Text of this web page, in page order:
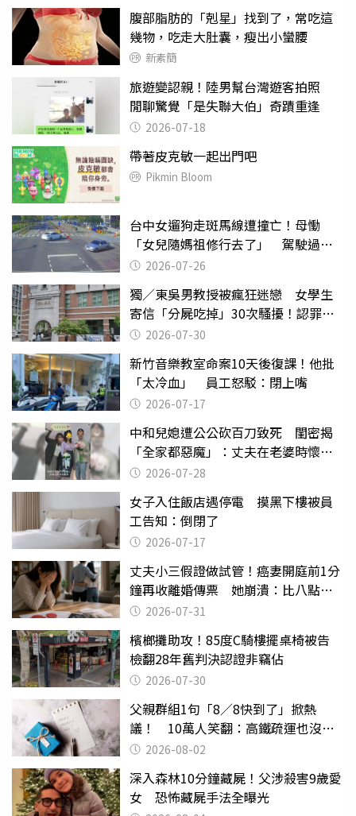
腹部脂肪的「剋星」找到了，常吃這
幾物，吃走大肚囊，瘦出小蠻腰
新素簡
旅遊變認親！陸男幫台灣遊客拍照
閒聊驚覺「是失聯大伯」奇蹟重逢
2026-07-18
帶著皮克敏一起出門吧
Pikmin Bloom
台中女遛狗走斑馬線遭撞亡！母慟
「女兒隨媽祖修行去了」 駕駛過失
致死判9月
2026-07-26
獨／東吳男教授被瘋狂迷戀 女學生
寄信「分屍吃掉」30次騷擾！認罪免
關 2026-07-30
新竹音樂教室命案10天後復課！他批
「太冷血」 員工怒駁：閉上嘴
2026-07-17
中和兒媳遭公公砍百刀致死 閨密揭
「全家都惡魔」：丈夫在老婆時懷孕
摔東西
2026-07-28
女子入住飯店遇停電 摸黑下樓被員
工告知：倒閉了
2026-07-17
丈夫小三假證做試管！癌妻開庭前1分
鐘再收離婚傳票 她崩潰：比八點檔
還扯2026-07-31
檳榔攤助攻！85度C騎樓擺桌椅被告
檢翻28年舊判決認證非竊佔
2026-07-30
父親群組1句「8／8快到了」掀熱
議！ 10萬人笑翻：高鐵疏運也沒列
父親節
2026-08-02
深入森林10分鐘藏屍！父涉殺害9歲愛
女 恐怖藏屍手法全曝光